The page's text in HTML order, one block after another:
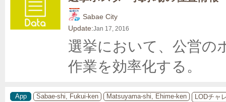
Sabae City
Update:Jan 17, 2016
選挙において、公営の
作業を効率化する。
App Sabae-shi, Fukui-ken Matsuyama-shi, Ehime-ken LODチャ